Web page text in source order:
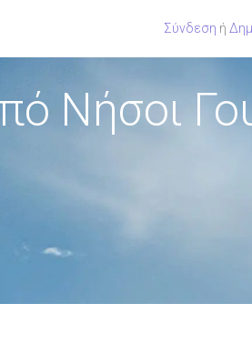
Σύνδεση ή
Νήσοι